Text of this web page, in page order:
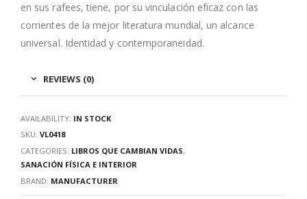
en sus rafees, tiene, por su vinculación eficaz con las
corrientes de la mejor literatura mundial, un alcance
universal. Identidad y contemporaneidad.
REVIEWS (0)
AVAILABILITY: IN STOCK
SKU: VL0418
CATEGORIES: LIBROS QUE CAMBIAN VIDAS,
SANACIÓN FÍSICA E INTERIOR
BRAND: MANUFACTURER